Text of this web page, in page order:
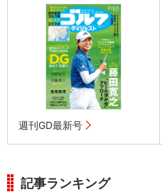
週刊GD最新号
記事ランキング